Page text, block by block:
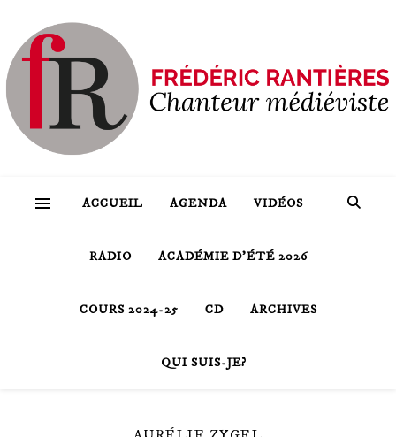
ACCUEIL AGENDA VIDÉOS
RADIO ACADÉMIE D’ÉTÉ 2026
COURS 2024-25 CD ARCHIVES
QUI SUIS-JE?